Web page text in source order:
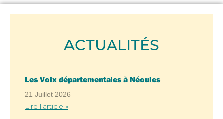
ACTUALITÉS
Les Voix départementales à Néoules
21 Juillet 2026
Lire l'article »